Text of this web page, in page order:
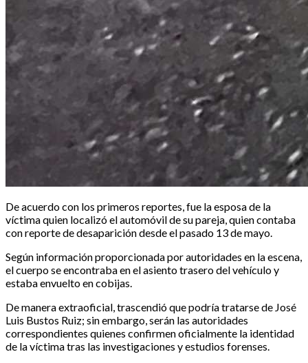
De acuerdo con los primeros reportes, fue la esposa de la
víctima quien localizó el automóvil de su pareja, quien contaba
con reporte de desaparición desde el pasado 13 de mayo.
Según información proporcionada por autoridades en la escena,
el cuerpo se encontraba en el asiento trasero del vehículo y
estaba envuelto en cobijas.
De manera extraoficial, trascendió que podría tratarse de José
Luis Bustos Ruiz; sin embargo, serán las autoridades
correspondientes quienes confirmen oficialmente la identidad
de la víctima tras las investigaciones y estudios forenses.